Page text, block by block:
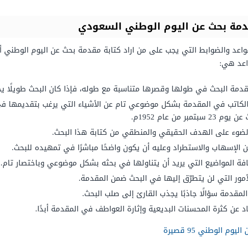
بحث عن اليوم الوطني السعودي
والضوابط التي يجب على من اراد كتابة مقدمة بحث عن اليوم
هي:
البحث في طولها وقصرها متناسبة مع طوله، فإذا كان البحث طويلًا
في المقدمة بشكل موضوعي تام عن الأشياء التي يرغب بتقديمها
من عام 1952م.
على الهدف الحقيقي والمنطقي من كتابة هذا البحث.
الإسهاب والاستطراد وعليه أن يكون واضحًا مباشرًا في تمهيده للبحث.
المواضيع التي يريد أن يتناولها في بحثه بشكل موضوعي وباختصار تام.
التي لن يتطرّق إليها في البحث ضمن المقدمة.
سؤالًا جاذبًا يجذب القارئ إلى صلب البحث.
عن كثرة المحسنات البديعية وإثارة العواطف في المقدمة أبدًا.
الوطني 95 قصيرة